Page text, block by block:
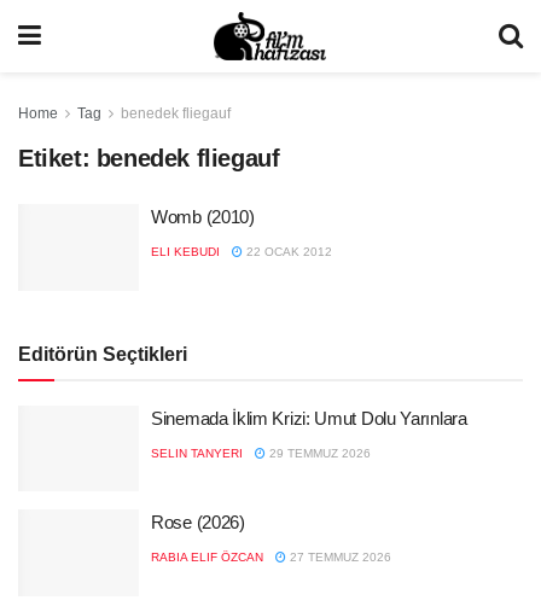
Home Tag benedek fliegauf
Etiket: benedek fliegauf
Womb (2010)
ELI KEBUDI 22 OCAK 2012
Editörün Seçtikleri
Sinemada İklim Krizi: Umut Dolu Yarınlara
SELIN TANYERI 29 TEMMUZ 2026
Rose (2026)
RABIA ELIF ÖZCAN 27 TEMMUZ 2026